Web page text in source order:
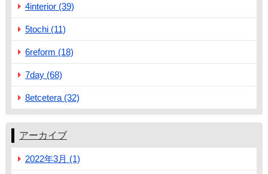
4interior (39)
5tochi (11)
6reform (18)
7day (68)
8etcetera (32)
アーカイブ
2022年3月 (1)